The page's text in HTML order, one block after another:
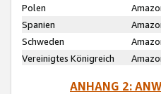
Polen
Spanien
Schweden
Vereinigtes Königreich
ANHANG 2: